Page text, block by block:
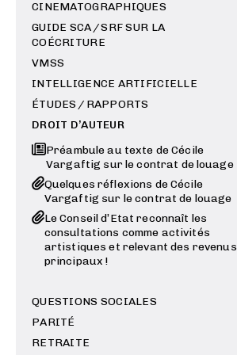
CINEMATOGRAPHIQUES
GUIDE SCA / SRF SUR LA
COÉCRITURE
VMSS
INTELLIGENCE ARTIFICIELLE
ÉTUDES / RAPPORTS
DROIT D’AUTEUR
Préambule au texte de Cécile
Vargaftig sur le contrat de louage
Quelques réflexions de Cécile
Vargaftig sur le contrat de louage
Le Conseil d’Etat reconnaît les
consultations comme activités
artistiques et relevant des revenus
principaux !
QUESTIONS SOCIALES
PARITÉ
RETRAITE